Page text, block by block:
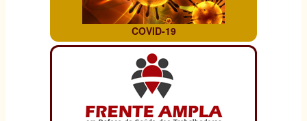
COVID-19